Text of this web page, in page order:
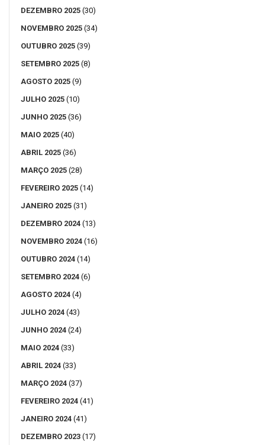
DEZEMBRO 2025 (30)
NOVEMBRO 2025 (34)
OUTUBRO 2025 (39)
SETEMBRO 2025 (8)
AGOSTO 2025 (9)
JULHO 2025 (10)
JUNHO 2025 (36)
MAIO 2025 (40)
ABRIL 2025 (36)
MARÇO 2025 (28)
FEVEREIRO 2025 (14)
JANEIRO 2025 (31)
DEZEMBRO 2024 (13)
NOVEMBRO 2024 (16)
OUTUBRO 2024 (14)
SETEMBRO 2024 (6)
AGOSTO 2024 (4)
JULHO 2024 (43)
JUNHO 2024 (24)
MAIO 2024 (33)
ABRIL 2024 (33)
MARÇO 2024 (37)
FEVEREIRO 2024 (41)
JANEIRO 2024 (41)
DEZEMBRO 2023 (17)